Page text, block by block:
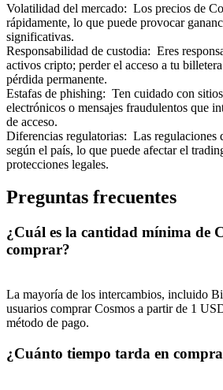
Volatilidad del mercado: Los precios de
rápidamente, lo que puede provocar
significativas.
Responsabilidad de custodia: Eres
activos cripto; perder el acceso a tu
pérdida permanente.
Estafas de phishing: Ten cuidado con
electrónicos o mensajes fraudulentos que
de acceso.
Diferencias regulatorias: Las regulaciones
según el país, lo que puede afectar el
protecciones legales.
Preguntas frecuentes
¿Cuál es la cantidad mínima de
comprar?
La mayoría de los intercambios, incluido
usuarios comprar Cosmos a partir de 1
método de pago.
¿Cuánto tiempo tarda en